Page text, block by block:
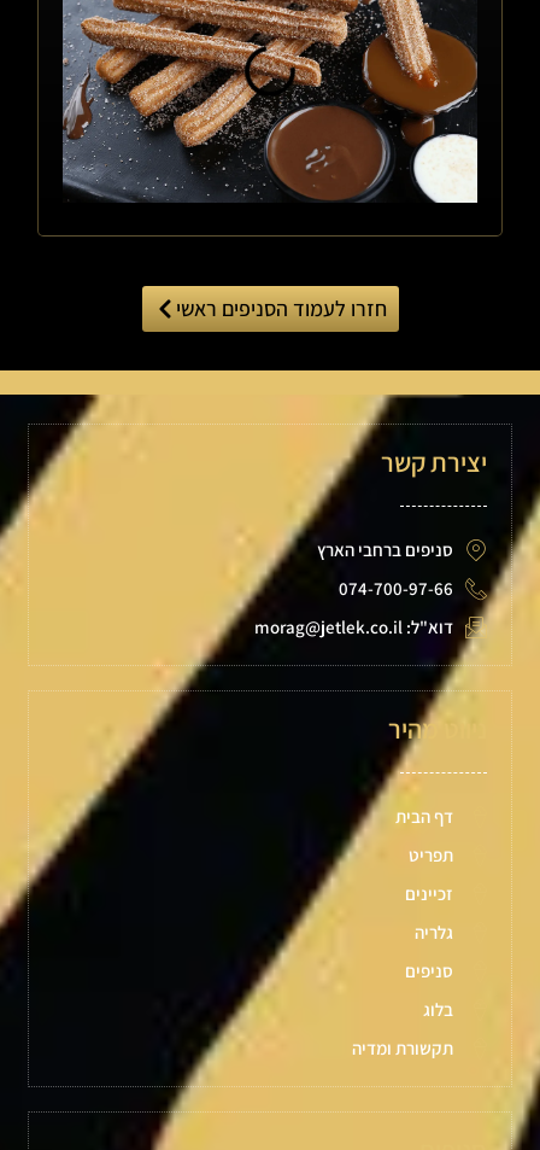
חזרו לעמוד הסניפים ראשי
יצירת קשר
סניפים ברחבי הארץ
074-700-97-66
דוא"ל: morag@jetlek.co.il
ניווט מהיר
דף הבית
תפריט
זכיינים
גלריה
סניפים
בלוג
תקשורת ומדיה